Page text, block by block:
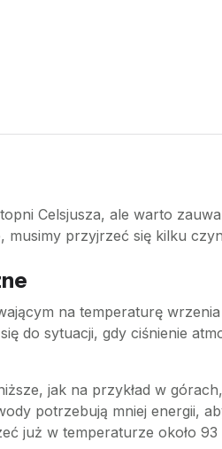
Celsjusza, ale warto
musimy przyjrzeć się kilku
na temperaturę
do sytuacji, gdy ciśnienie
jak na przykład w
potrzebują mniej energii,
już w temperaturze około 93